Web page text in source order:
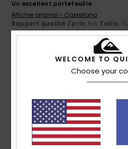
Un excellent portefeuille
Afficher original - Castellano
Rapport qualité / prix: 5/5 Taille:
5
Coloris: 5
Je recommande ce produit
4/5
Leo28 juin 2026
Satisfait du produit
Rapport qualité / prix: 5
Je recommande ce produit
WELCOME TO
Choose your